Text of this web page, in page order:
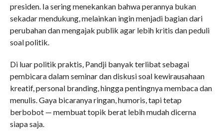
presiden. Ia sering menekankan bahwa perannya bukan
sekadar mendukung, melainkan ingin menjadi bagian dari
perubahan dan mengajak publik agar lebih kritis dan peduli
soal politik.
Di luar politik praktis, Pandji banyak terlibat sebagai
pembicara dalam seminar dan diskusi soal kewirausahaan
kreatif, personal branding, hingga pentingnya membaca dan
menulis. Gaya bicaranya ringan, humoris, tapi tetap
berbobot — membuat topik berat lebih mudah dicerna
siapa saja.